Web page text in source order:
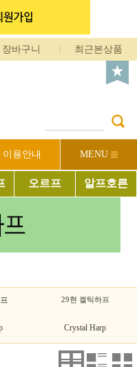
장바구니 최근본상품
이용안내 MENU
오르프 알프호른
29현 켈틱하프
Crystal Harp